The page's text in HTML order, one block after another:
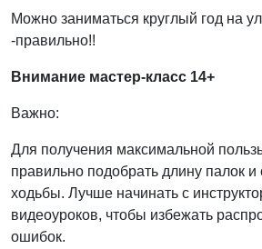
Можно заниматься круглый год на
-правильно!!
Внимание мастер-класс 14+
Важно:
Для получения максимальной
правильно подобрать длину палок и
ходьбы. Лучше начинать с
видеоуроков, чтобы избежать
ошибок.